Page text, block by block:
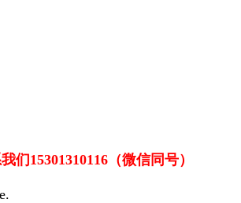
15301310116（微信同号）